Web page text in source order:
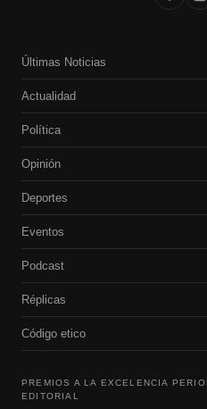
Últimas Noticias
Actualidad
Política
Opinión
Deportes
Eventos
Podcast
Réplicas
Código etico
PREMIOS A LA EXCELENCIA
EDITORIAL